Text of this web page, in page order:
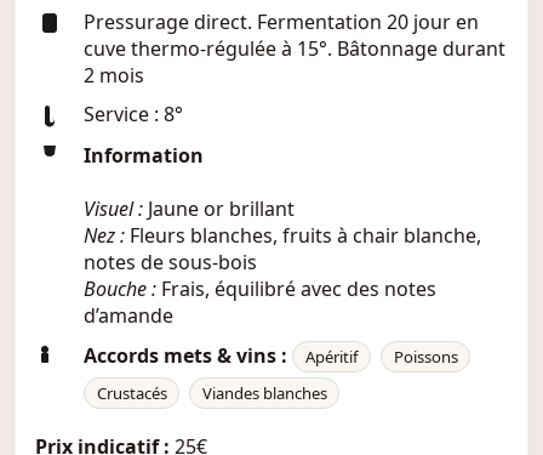
Pressurage direct. Fermentation 20 jour en
cuve thermo-régulée à 15°. Bâtonnage durant
2 mois
Service : 8°
Information
Visuel : Jaune or brillant
Nez : Fleurs blanches, fruits à chair blanche,
notes de sous-bois
Bouche : Frais, équilibré avec des notes
d’amande
Accords mets & vins :
Apéritif
Poissons
Crustacés
Viandes blanches
Prix indicatif : 25€